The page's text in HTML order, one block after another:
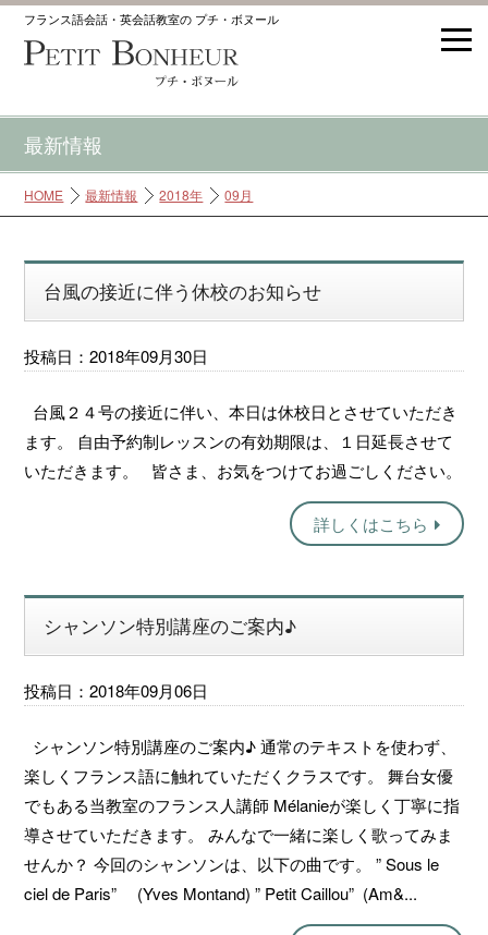
フランス語会話・英会話教室の プチ・ボヌール
最新情報
HOME 最新情報 2018年 09月
台風の接近に伴う休校のお知らせ
投稿日：2018年09月30日
台風２４号の接近に伴い、本日は休校日とさせていただき
ます。 自由予約制レッスンの有効期限は、１日延長させて
いただきます。 皆さま、お気をつけてお過ごしください。
詳しくはこちら
シャンソン特別講座のご案内♪
投稿日：2018年09月06日
シャンソン特別講座のご案内♪ 通常のテキストを使わず、
楽しくフランス語に触れていただくクラスです。 舞台女優
でもある当教室のフランス人講師 Mélanieが楽しく丁寧に指
導させていただきます。 みんなで一緒に楽しく歌ってみま
せんか？ 今回のシャンソンは、以下の曲です。 ” Sous le
ciel de Paris” (Yves Montand) ” Petit Caillou” (Am&...